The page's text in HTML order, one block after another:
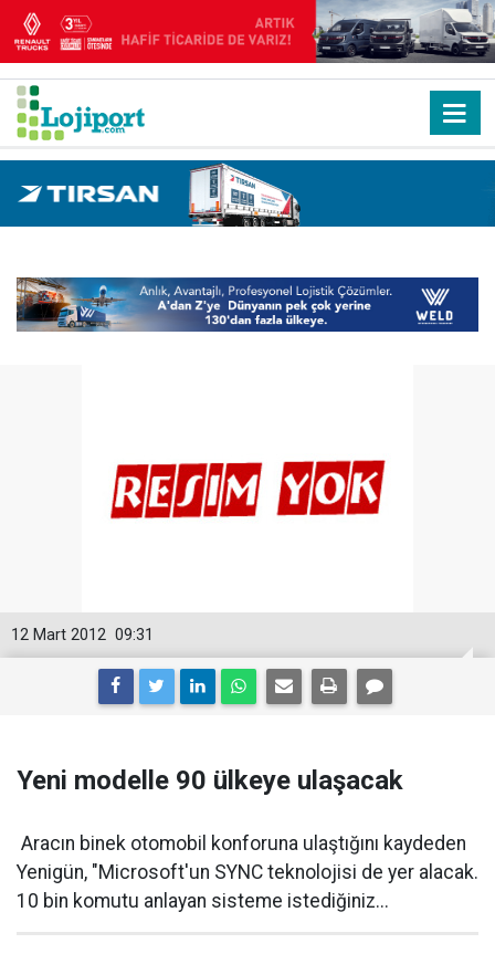
09:31
12 Mart 2012
Yeni modelle 90 ülkeye ulaşacak
Aracın binek otomobil konforuna ulaştığını kaydeden
Yenigün, "Microsoft'un SYNC teknolojisi de yer alacak.
10 bin komutu anlayan sisteme istediğiniz...